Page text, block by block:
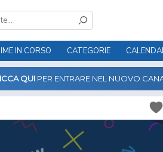
IN CORSO CATEGORIE
QUI PER ENTRARE NEL NUOVO